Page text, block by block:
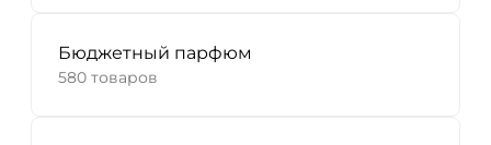
Бюджетный парфюм
580 товаров